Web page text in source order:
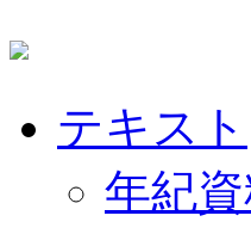
テキスト
年紀